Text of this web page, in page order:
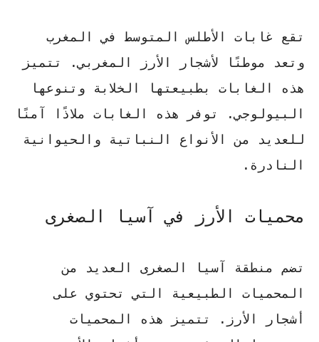
تقع غابات الأطلس المتوسط في المغرب
وتعد موطنًا لأشجار الأرز المغربي. تتميز
هذه الغابات بطبيعتها الخلابة وتنوعها
البيولوجي. توفر هذه الغابات ملاذًا آمنًا
للعديد من الأنواع النباتية والحيوانية
النادرة.
محميات الأرز في آسيا الصغرى
تضم منطقة آسيا الصغرى العديد من
المحميات الطبيعية التي تحتوي على
أشجار الأرز. تتميز هذه المحميات